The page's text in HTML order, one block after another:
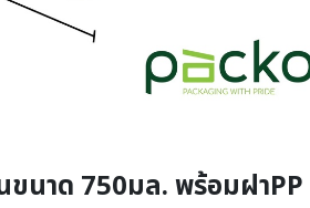
นาด 750มล. พร้อมฝาPP